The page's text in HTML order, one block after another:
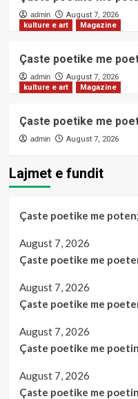
admin
August 7, 2026
kulture e art
Magazine
Çaste poetike me
admin
August 7, 2026
kulture e art
Magazine
Çaste poetike me
admin August 7, 2026
Lajmet e fundit
Çaste poetike me
August 7, 2026
Çaste poetike me
August 7, 2026
Çaste poetike me
August 7, 2026
Çaste poetike me
August 7, 2026
Çaste poetike me